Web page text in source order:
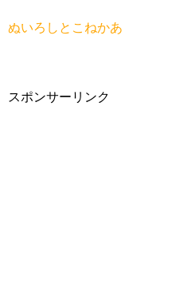
ぬいろしとこねかあ
スポンサーリンク